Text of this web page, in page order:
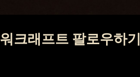
워크래프트 팔로우하기